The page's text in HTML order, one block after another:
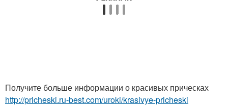
Получите больше информации о красивых прическах
http://pricheski.ru-best.com/uroki/krasivye-pricheski